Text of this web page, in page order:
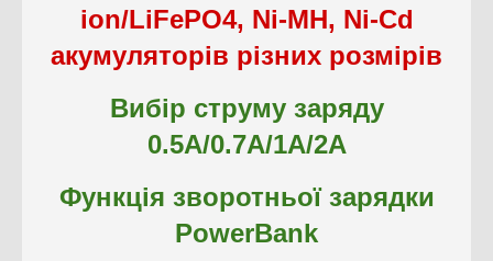
ion/LiFePO4, Ni-MH, Ni-Cd
акумуляторів різних розмірів
Вибір струму заряду
0.5А/0.7А/1А/2А
Функція зворотньої зарядки
PowerBank